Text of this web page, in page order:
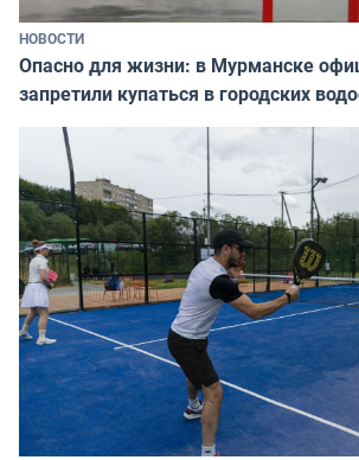
НОВОСТИ
Опасно для жизни: в Мурманске
запретили купаться в городских